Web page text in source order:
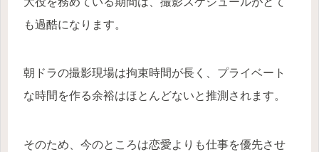
も過酷になります。
朝ドラの撮影現場は拘束時間が長く、プライベート
な時間を作る余裕はほとんどないと推測されます。
そのため、今のところは恋愛よりも仕事を優先させ